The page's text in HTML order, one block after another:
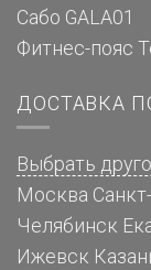
Сабо GALA01
Фитнес-пояс
ДОСТАВКА
Выбрать
Москва
Челябинск
Ижевск